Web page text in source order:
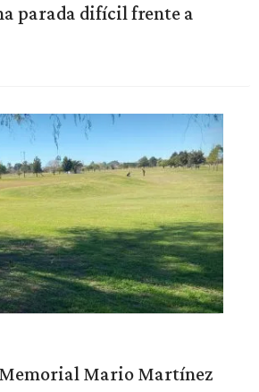
parada difícil frente a
Memorial Mario Martínez